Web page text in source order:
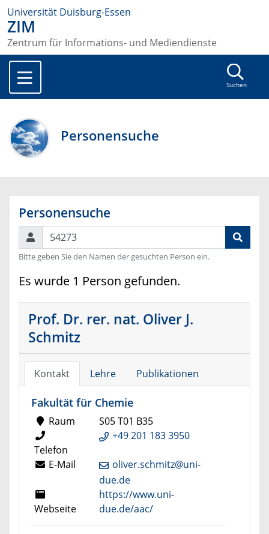
Universität Duisburg-Essen
ZIM
Zentrum für Informations- und Mediendienste
Suchen
Personensuche
Personensuche
Suchen
Bitte geben Sie den Namen der gesuchten Person ein.
Es wurde 1 Person gefunden.
Prof. Dr. rer. nat. Oliver J.
Schmitz
Kontakt Lehre Publikationen
Fakultät für Chemie
Raum S05 T01 B35
Telefon
+49 201 183 3950
E-Mail
oliver.schmitz@uni-
due.de
Webseite
https://www.uni-
due.de/aac/